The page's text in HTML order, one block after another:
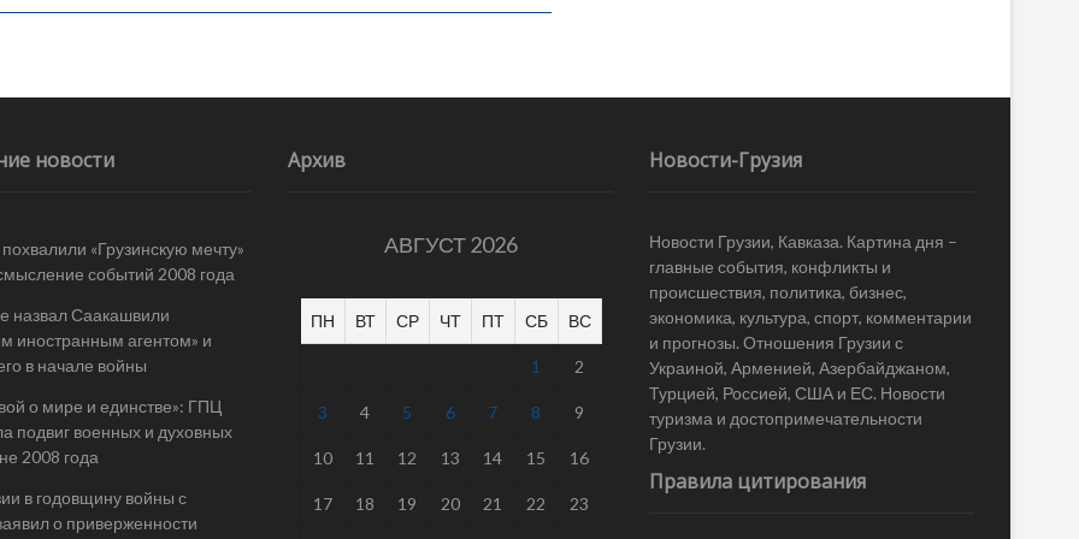
новости
«Грузинскую мечту»
событий 2008 года
назвал Саакашвили
иностранным агентом» и
в начале войны
о мире и единстве»: ГПЦ
подвиг военных и духовных
2008 года
в годовщину войны с
о приверженности
Архив
АВГУСТ 2026
ПН ВТ СР ЧТ ПТ СБ ВС
1 2
3 4 5 6 7 8 9
10 11 12 13 14 15 16
17 18 19 20 21 22 23
Новости-Грузия
Новости Грузии, Кавказа. Картина дня –
главные события, конфликты и
происшествия, политика, бизнес,
экономика, культура, спорт, комментарии
и прогнозы. Отношения Грузии с
Украиной, Арменией, Азербайджаном,
Турцией, Россией, США и ЕС. Новости
туризма и достопримечательности
Грузии.
Правила цитирования